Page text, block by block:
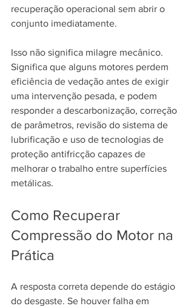
recuperação operacional sem abrir o
conjunto imediatamente.
Isso não significa milagre mecânico.
Significa que alguns motores perdem
eficiência de vedação antes de exigir
uma intervenção pesada, e podem
responder a descarbonização, correção
de parâmetros, revisão do sistema de
lubrificação e uso de tecnologias de
proteção antifricção capazes de
melhorar o trabalho entre superfícies
metálicas.
Como Recuperar
Compressão do Motor na
Prática
A resposta correta depende do estágio
do desgaste. Se houver falha em